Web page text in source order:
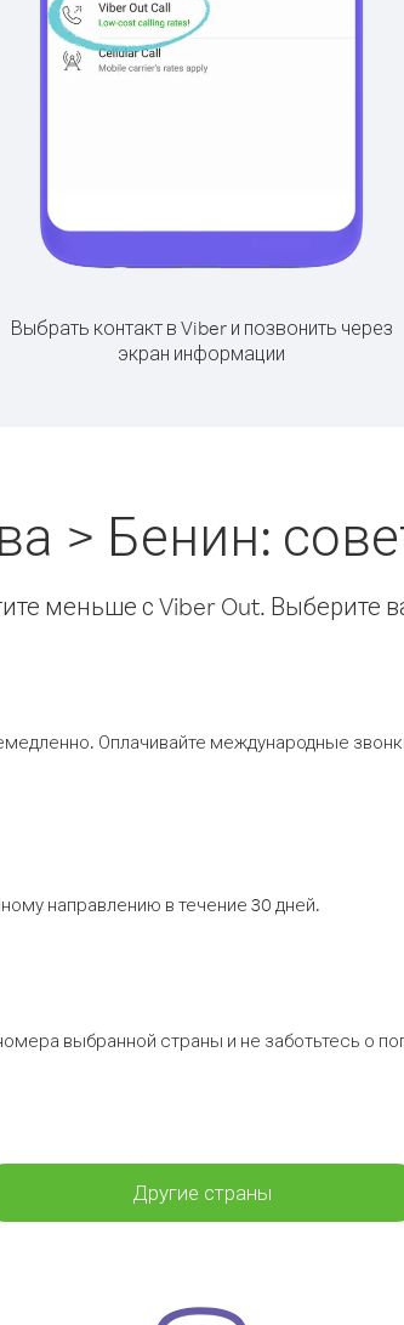
Выбрать контакт в Viber и позвонить через
экран информации
> Бенин:
меньше с Viber Out. Выберите
Оплачивайте международные
направлению в течение 30 дней.
выбранной страны и не заботьтесь о
Другие страны